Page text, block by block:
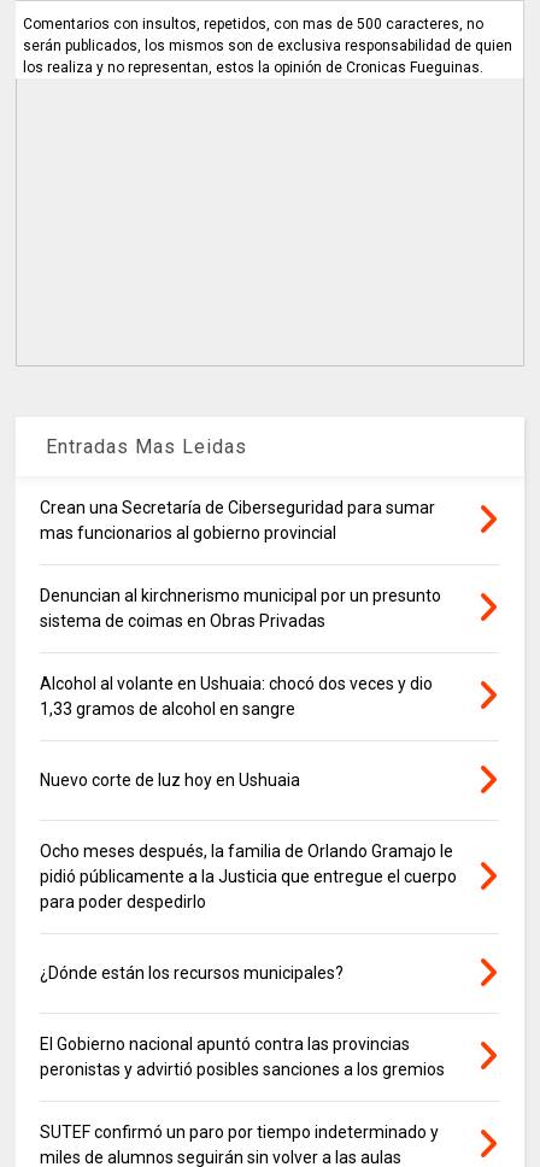
Comentarios con insultos, repetidos, con mas de 500 caracteres, no
serán publicados, los mismos son de exclusiva responsabilidad de quien
los realiza y no representan, estos la opinión de Cronicas Fueguinas.
Entradas Mas Leidas
Crean una Secretaría de Ciberseguridad para sumar
mas funcionarios al gobierno provincial
Denuncian al kirchnerismo municipal por un presunto
sistema de coimas en Obras Privadas
Alcohol al volante en Ushuaia: chocó dos veces y dio
1,33 gramos de alcohol en sangre
Nuevo corte de luz hoy en Ushuaia
Ocho meses después, la familia de Orlando Gramajo le
pidió públicamente a la Justicia que entregue el cuerpo
para poder despedirlo
¿Dónde están los recursos municipales?
El Gobierno nacional apuntó contra las provincias
peronistas y advirtió posibles sanciones a los gremios
SUTEF confirmó un paro por tiempo indeterminado y
miles de alumnos seguirán sin volver a las aulas